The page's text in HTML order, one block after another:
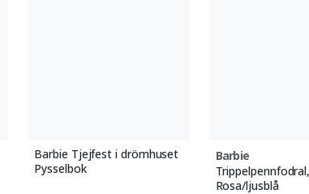
Barbie Tjejfest i drömhuset
Pysselbok
Barbie
Trippelpennfodral,
Rosa/ljusblå